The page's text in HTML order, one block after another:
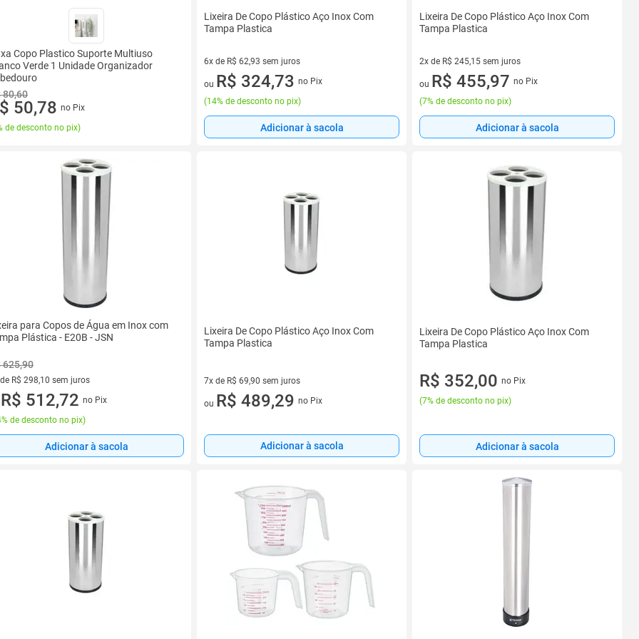
Copo Plastico Suporte Multiuso
Verde 1 Unidade Organizador
80,60
50,78 no Pix
de desconto no pix)
Lixeira De Copo Plástico Aço Inox Com
Tampa Plastica
6x de R$ 62,93 sem juros
6 vez de R$ 62,93 sem juros
ou R$ 324,73 no Pix
(14% de desconto no pix)
Adicionar à sacola
Lixeira De Copo Plástico Aço Inox Com
Tampa Plastica
2x de R$ 245,15 sem juros
2 vez de R$ 245,15 sem juros
ou R$ 455,97 no Pix
(7% de desconto no pix)
Adicionar à sacola
para Copos de Água em Inox com
Plástica - E20B - JSN
625,90
R$ 298,10 sem juros
de R$ 298,10 sem juros
R$ 512,72 no Pix
de desconto no pix)
Adicionar à sacola
Lixeira De Copo Plástico Aço Inox Com
Tampa Plastica
7x de R$ 69,90 sem juros
7 vez de R$ 69,90 sem juros
ou R$ 489,29 no Pix
Adicionar à sacola
Lixeira De Copo Plástico Aço Inox Com
Tampa Plastica
R$ 352,00 no Pix
(7% de desconto no pix)
Adicionar à sacola